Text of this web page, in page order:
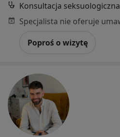
Konsultacja seksuologiczna
Poproś o wizytę